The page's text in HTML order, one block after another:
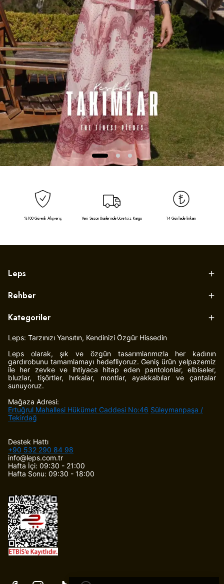
%100 Güvenli Alışveriş Yeni Sezon Ürünlerinde Ücretsiz Kargo 14 Gün İade İmkanı
Leps
Rehber
Kategoriler
Leps: Tarzınızı Yansıtın, Kendinizi Özgür Hissedin
Leps olarak, şık ve özgün tasarımlarımızla her kadının
gardırobunu tamamlamayı hedefliyoruz. Geniş ürün yelpazemiz
ile her zevke ve ihtiyaca hitap eden pantolonlar, elbiseler,
bluzlar, tişörtler, hırkalar, montlar, ayakkabılar ve çantalar
sunuyoruz.
Mağaza Adresi:
Ertuğrul Mahallesi Hükümet Caddesi No:46 Süleymanpaşa /
Tekirdağ
Destek Hattı
+90 532 290 84 98
info@leps.com.tr
Hafta İçi: 09:30 - 21:00
Hafta Sonu: 09:30 - 18:00